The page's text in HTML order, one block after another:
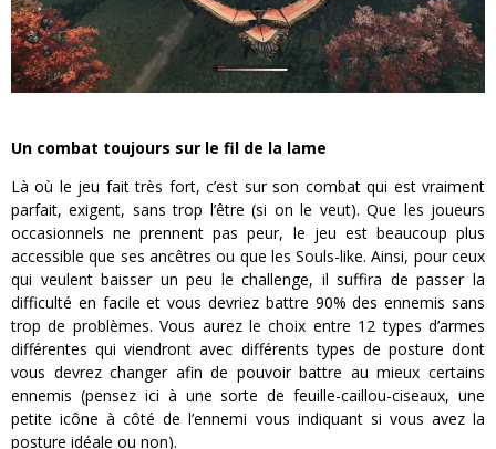
Un combat toujours sur le fil de la lame
Là où le jeu fait très fort, c’est sur son combat qui est vraiment
parfait, exigent, sans trop l’être (si on le veut). Que les joueurs
occasionnels ne prennent pas peur, le jeu est beaucoup plus
accessible que ses ancêtres ou que les Souls-like. Ainsi, pour ceux
qui veulent baisser un peu le challenge, il suffira de passer la
difficulté en facile et vous devriez battre 90% des ennemis sans
trop de problèmes. Vous aurez le choix entre 12 types d’armes
différentes qui viendront avec différents types de posture dont
vous devrez changer afin de pouvoir battre au mieux certains
ennemis (pensez ici à une sorte de feuille-caillou-ciseaux, une
petite icône à côté de l’ennemi vous indiquant si vous avez la
posture idéale ou non).